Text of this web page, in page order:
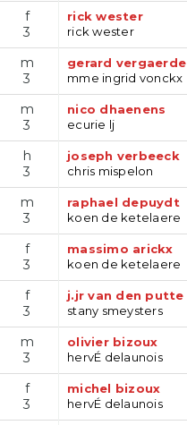
f
3
rick wester
rick wester
m
3
gerard vergaerde
mme ingrid vonckx
m
3
nico dhaenens
ecurie lj
h
3
joseph verbeeck
chris mispelon
m
3
raphael depuydt
koen de ketelaere
f
3
massimo arickx
koen de ketelaere
f
3
j.jr van den putte
stany smeysters
m
3
olivier bizoux
hervÉ delaunois
f
3
michel bizoux
hervÉ delaunois